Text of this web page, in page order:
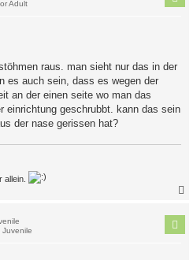
raus. man sieht nur das in der
es auch sein, dass es wegen der
an der einen seite wo man das
einrichtung geschrubbt. kann das sein
der nase gerissen hat?
allein.